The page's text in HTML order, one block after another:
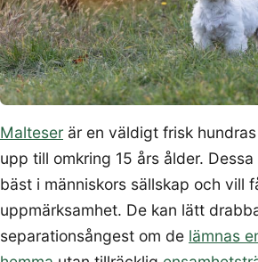
Malteser är en väldigt frisk
upp till omkring 15 års ålder.
bäst i människors sällskap och vill
uppmärksamhet. De kan lätt
separationsångest om de lämnas